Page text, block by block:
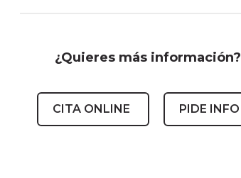
¿Quieres más información?
CITA ONLINE PIDE INFO